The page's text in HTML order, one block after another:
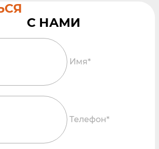
Имя*
Телефон*